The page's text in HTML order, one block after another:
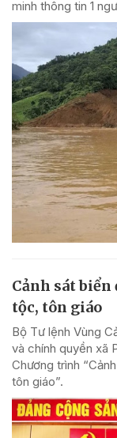
minh thông tin 1
Cảnh sát biển
tộc, tôn giáo
Bộ Tư lệnh Vùng
và chính quyền xã
Chương trình
tôn giáo”.